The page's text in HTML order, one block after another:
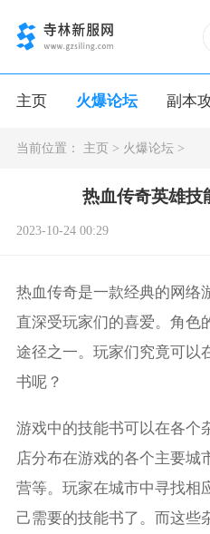
主页 火爆论坛 副本
当前位置： 主页> 火爆论坛>
热血传奇英雄技
2023-10-24 00:29
热血传奇是一款经典的网络
直深受玩家们的喜爱。角色
途径之一。玩家们究竟可以
书呢？
游戏中的技能书可以在各个
店分布在游戏的各个主要城
营等。玩家在城市中寻找相
己需要的技能书了。而这些